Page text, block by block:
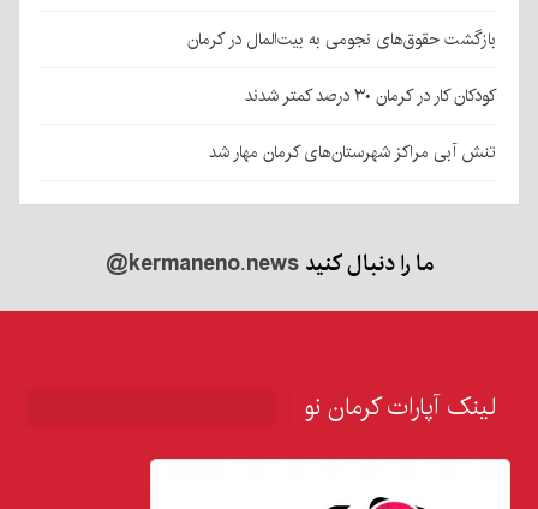
بازگشت حقوق‌های نجومی به بیت‌المال در کرمان
کودکان کار در کرمان ۳۰ درصد کمتر شدند
تنش آبی مراکز شهرستان‌های کرمان مهار شد
ما را دنبال کنید@kermaneno.news
لینک آپارات کرمان نو